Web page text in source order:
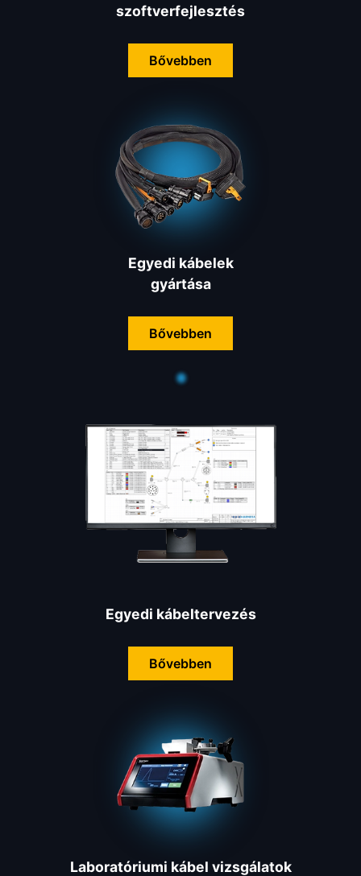
szoftverfejlesztés
Bővebben
Egyedi kábelek
gyártása
Bővebben
Egyedi kábeltervezés
Bővebben
Laboratóriumi kábel vizsgálatok